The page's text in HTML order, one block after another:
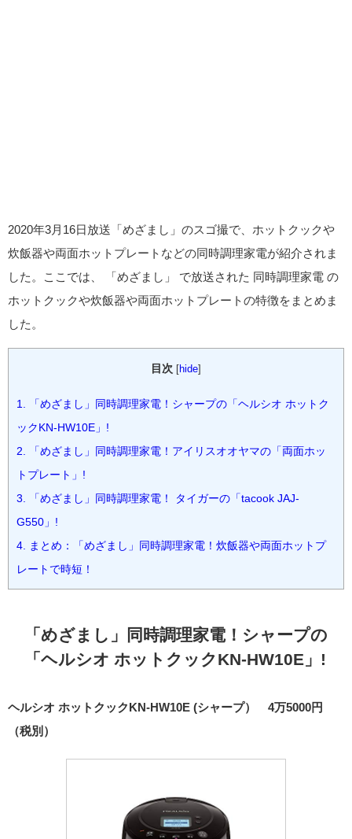
2020年3月16日放送「めざまし」のスゴ撮で、ホットクックや
炊飯器や両面ホットプレートなどの同時調理家電が紹介されま
した。ここでは、 「めざまし」 で放送された 同時調理家電 の
ホットクックや炊飯器や両面ホットプレートの特徴をまとめま
した。
目次 [hide]
1. 「めざまし」同時調理家電！シャープの「ヘルシオ ホットク
ックKN-HW10E」!
2. 「めざまし」同時調理家電！アイリスオオヤマの「両面ホッ
トプレート」!
3. 「めざまし」同時調理家電！ タイガーの「tacook JAJ-
G550」!
4. まとめ：「めざまし」同時調理家電！炊飯器や両面ホットプ
レートで時短！
「めざまし」同時調理家電！シャープの
「ヘルシオ ホットクックKN-HW10E」!
ヘルシオ ホットクックKN-HW10E (シャープ） 4万5000円
（税別）